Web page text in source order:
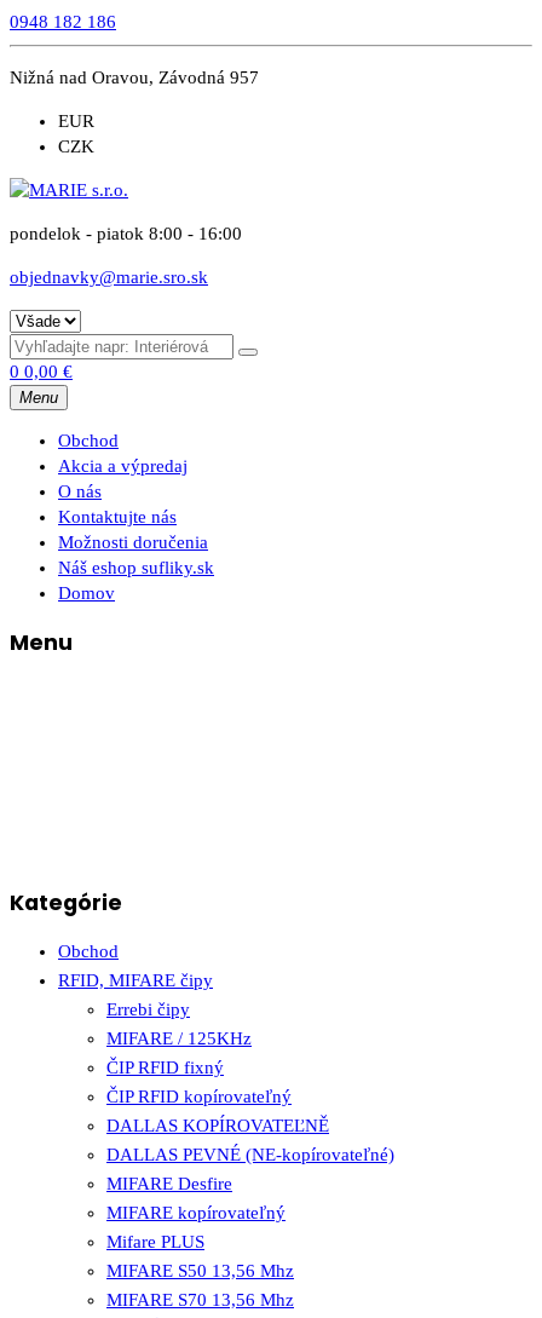
0948 182 186
Nižná nad Oravou, Závodná 957
EUR
CZK
pondelok - piatok 8:00 - 16:00
objednavky@marie.sro.sk
0 0,00 €
Menu
Obchod
Akcia a výpredaj
O nás
Kontaktujte nás
Možnosti doručenia
Náš eshop sufliky.sk
Domov
Menu
Kategórie
Obchod
RFID, MIFARE čipy
Errebi čipy
MIFARE / 125KHz
ČIP RFID fixný
ČIP RFID kopírovateľný
DALLAS KOPÍROVATEĽNĚ
DALLAS PEVNÉ (NE-kopírovateľné)
MIFARE Desfire
MIFARE kopírovateľný
Mifare PLUS
MIFARE S50 13,56 Mhz
MIFARE S70 13,56 Mhz